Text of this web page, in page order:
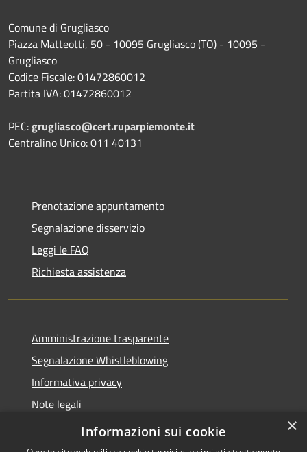
Comune di Grugliasco
Piazza Matteotti, 50 - 10095 Grugliasco (TO) - 10095 -
Grugliasco
Codice Fiscale: 01472860012
Partita IVA: 01472860012
PEC:grugliasco@cert.ruparpiemonte.it
Centralino Unico: 011 40131
Prenotazione appuntamento
Segnalazione disservizio
Leggi le FAQ
Richiesta assistenza
Amministrazione trasparente
Segnalazione Whistleblowing
Informativa privacy
Note legali
Dichiarazione di accessibilità
×
Informazioni sui cookie